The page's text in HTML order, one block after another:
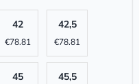
42
€78.81
42,5
€78.81
45 45,5